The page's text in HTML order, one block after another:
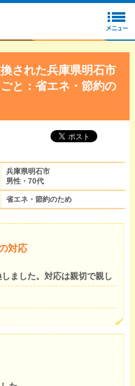
された兵庫県明石市
と：省エネ・節約の
兵庫県明石市
男性・70代
省エネ・節約のため
対応
ました。対応は親切で親し